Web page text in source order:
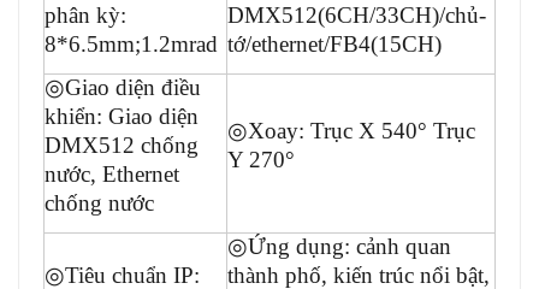
phân kỳ:
8*6.5mm;1.2mrad
DMX512(6CH/33CH)/chủ-
tớ/ethernet/FB4(15CH)
◎Giao diện điều
khiển: Giao diện
DMX512 chống
nước, Ethernet
chống nước
◎Xoay: Trục X 540° Trục
Y 270°
◎Tiêu chuẩn IP:
◎Ứng dụng: cảnh quan
thành phố, kiến ​​trúc nổi bật,